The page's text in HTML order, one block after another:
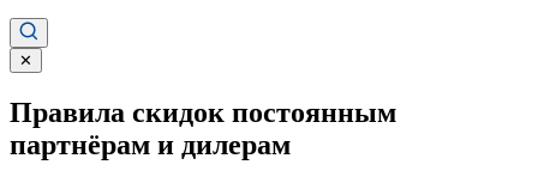
✕
Правила скидок постоянным
партнёрам и дилерам